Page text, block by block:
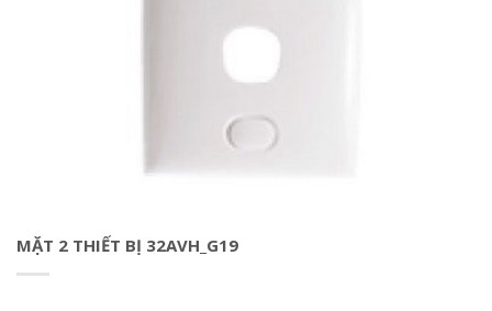
MẶT 2 THIẾT BỊ 32AVH_G19